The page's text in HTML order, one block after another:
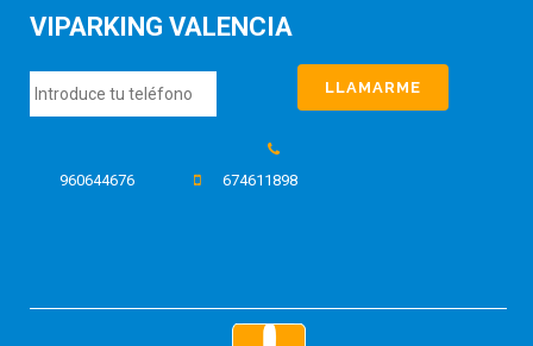
VIPARKING VALENCIA
960644676 674611898